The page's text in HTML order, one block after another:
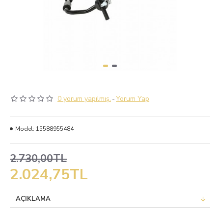
0 yorum yapılmış. -Yorum Yap
2.024,75TL
2.730,00TL
Model: 15588955484
AÇIKLAMA